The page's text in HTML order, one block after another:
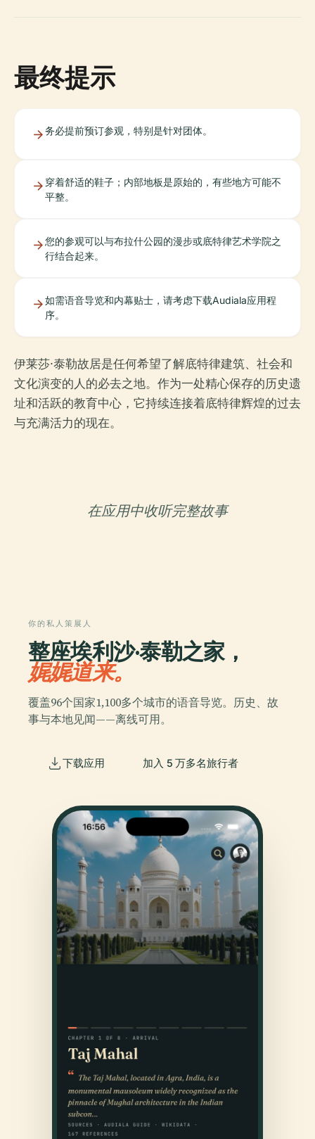
最终提示
务必提前预订参观，特别是针对团体。
穿着舒适的鞋子；内部地板是原始的，有些地方可能不
平整。
您的参观可以与布拉什公园的漫步或底特律艺术学院之
行结合起来。
如需语音导览和内幕贴士，请考虑下载Audiala应用程
序。
伊莱莎·泰勒故居是任何希望了解底特律建筑、社会和
文化演变的人的必去之地。作为一处精心保存的历史遗
址和活跃的教育中心，它持续连接着底特律辉煌的过去
与充满活力的现在。
在应用中收听完整故事
你的私人策展人
整座埃利沙·泰勒之家，
娓娓道来。
覆盖96个国家1,100多个城市的语音导览。历史、故
事与本地见闻——离线可用。
下载应用 加入 5 万多名旅行者